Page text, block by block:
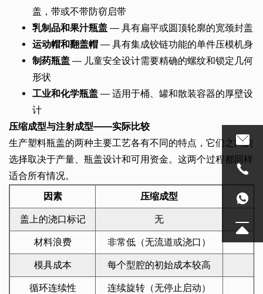
盖，带或不带防窃启带
乳制品和果汁瓶盖 — 具有扁平或圆顶轮廓的宽颈封盖
运动帽和翻盖帽 — 具有集成铰链功能的单件压模机身
制药瓶盖 — 儿童安全设计需要精确的螺纹和锁定几何
形状
工业和化学瓶盖 — 适用于桶、罐和散装容器的厚壁设
计
压缩成型与注射成型——实际比较
生产塑料瓶盖的两种主要工艺各有不同的特点，它们之间的
选择取决于产量、瓶盖设计和可用资金。这两个过程都同样
适合所有情况。
因素
压缩成型
盖上的浇口标记 无
材料浪费 非常低（无流道或浇口）
模具成本 每个型腔的初始成本较高
循环连续性 连续旋转（无停止启动）